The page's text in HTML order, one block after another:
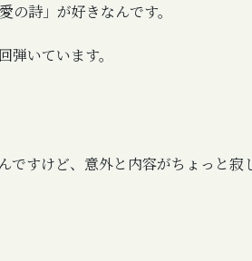
詩」が好きなんです。
いています。
ですけど、意外と内容がちょっと寂